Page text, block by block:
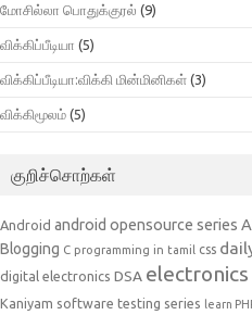
மோசில்லா பொதுக்குரல் (9)
விக்கிப்பீடியா (5)
விக்கிப்பீடியா:விக்கி மின்மினிகள் (3)
விக்கிமூலம் (5)
குறிச்சொற்கள்
Android android opensource series
Blogging C programming in tamil css
digital electronics DSA electronics
Kaniyam software testing series learn